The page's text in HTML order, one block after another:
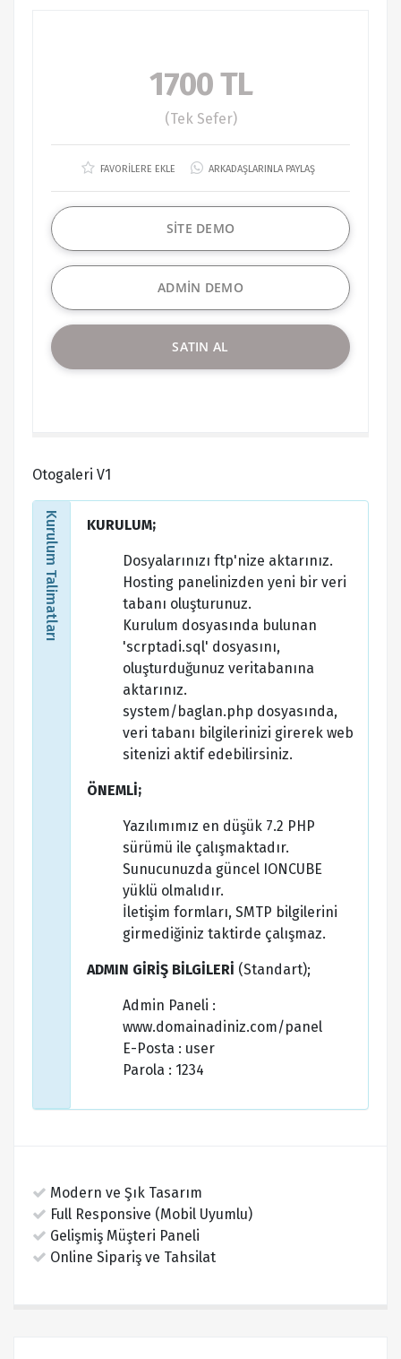
1700 TL
(Tek Sefer)
FAVORİLERE EKLE ARKADAŞLARINLA PAYLAŞ
SİTE DEMO
ADMİN DEMO
SATIN AL
Otogaleri V1
Kurulum Talimatları KURULUM;
Dosyalarınızı ftp'nize aktarınız.
Hosting panelinizden yeni bir veri
tabanı oluşturunuz.
Kurulum dosyasında bulunan
'scrptadi.sql' dosyasını,
oluşturduğunuz veritabanına
aktarınız.
system/baglan.php dosyasında,
veri tabanı bilgilerinizi girerek web
sitenizi aktif edebilirsiniz.
ÖNEMLİ;
Yazılımımız en düşük 7.2 PHP
sürümü ile çalışmaktadır.
Sunucunuzda güncel IONCUBE
yüklü olmalıdır.
İletişim formları, SMTP bilgilerini
girmediğiniz taktirde çalışmaz.
ADMIN GİRİŞ BİLGİLERİ (Standart);
Admin Paneli :
www.domainadiniz.com/panel
E-Posta : user
Parola : 1234
Modern ve Şık Tasarım
Full Responsive (Mobil Uyumlu)
Gelişmiş Müşteri Paneli
Online Sipariş ve Tahsilat